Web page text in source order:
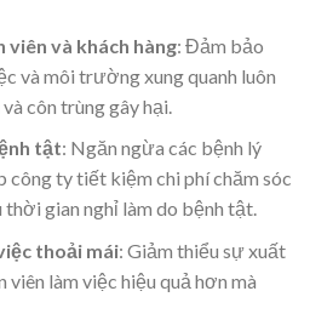
viên và khách hàng: Đảm bảo
và môi trường xung quanh luôn
côn trùng gây hại.
tật: Ngăn ngừa các bệnh lý
công ty tiết kiệm chi phí chăm sóc
gian nghỉ làm do bệnh tật.
thoải mái: Giảm thiểu sự xuất
viên làm việc hiệu quả hơn mà